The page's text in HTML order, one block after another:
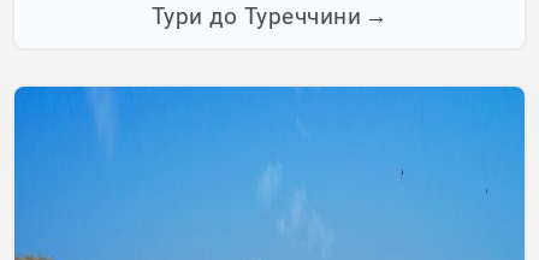
Тури до Туреччини